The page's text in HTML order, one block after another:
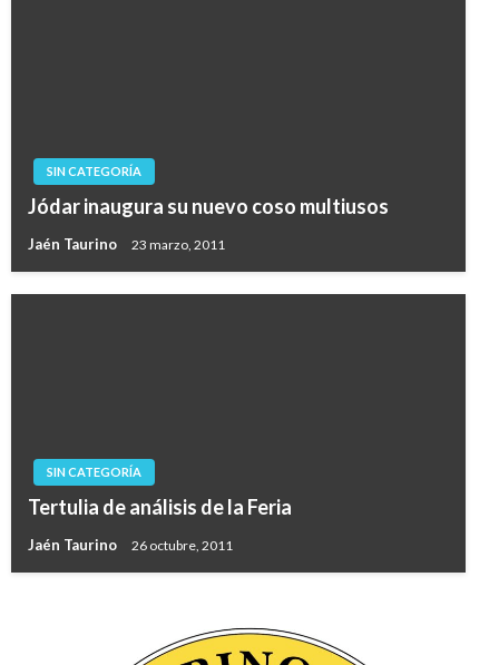
SIN CATEGORÍA
Jódar inaugura su nuevo coso multiusos
Jaén Taurino 23 marzo, 2011
SIN CATEGORÍA
Tertulia de análisis de la Feria
Jaén Taurino 26 octubre, 2011